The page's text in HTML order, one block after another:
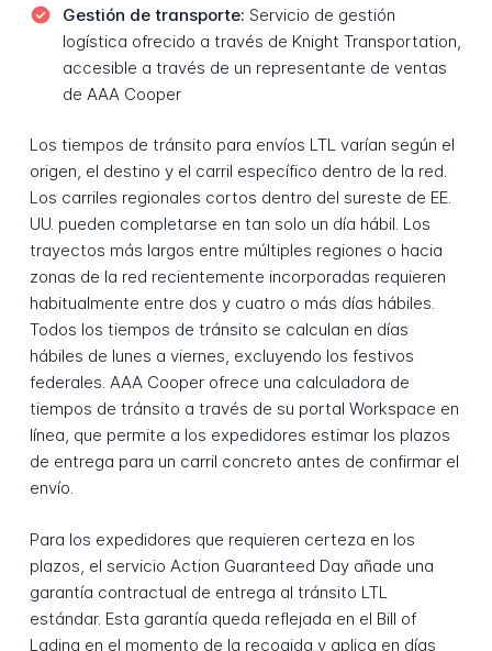
Gestión de transporte: Servicio de gestión
logística ofrecido a través de Knight Transportation,
accesible a través de un representante de ventas
de AAA Cooper
Los tiempos de tránsito para envíos LTL varían según el
origen, el destino y el carril específico dentro de la red.
Los carriles regionales cortos dentro del sureste de EE.
UU. pueden completarse en tan solo un día hábil. Los
trayectos más largos entre múltiples regiones o hacia
zonas de la red recientemente incorporadas requieren
habitualmente entre dos y cuatro o más días hábiles.
Todos los tiempos de tránsito se calculan en días
hábiles de lunes a viernes, excluyendo los festivos
federales. AAA Cooper ofrece una calculadora de
tiempos de tránsito a través de su portal Workspace en
línea, que permite a los expedidores estimar los plazos
de entrega para un carril concreto antes de confirmar el
envío.
Para los expedidores que requieren certeza en los
plazos, el servicio Action Guaranteed Day añade una
garantía contractual de entrega al tránsito LTL
estándar. Esta garantía queda reflejada en el Bill of
Lading en el momento de la recogida y aplica en días